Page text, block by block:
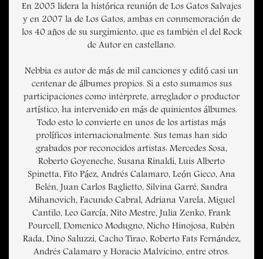
En 2005 lidera la histórica reunión de Los Gatos Salvajes
y en 2007 la de Los Gatos, ambas en conmemoración de
los 40 años de su surgimiento, que es también el del Rock
de Autor en castellano.
Nebbia es autor de más de mil canciones y editó casi un
centenar de álbumes propios. Si a esto sumamos sus
participaciones como intérprete, arreglador o productor
artístico, ha intervenido en más de quinientos álbumes.
Todo esto lo convierte en unos de los artistas más
prolíficos internacionalmente. Sus temas han sido
grabados por reconocidos artistas: Mercedes Sosa,
Roberto Goyeneche, Susana Rinaldi, Luis Alberto
Spinetta, Fito Páez, Andrés Calamaro, León Gieco, Ana
Belén, Juan Carlos Baglietto, Silvina Garré, Sandra
Mihanovich, Facundo Cabral, Adriana Varela, Miguel
Cantilo, Leo García, Nito Mestre, Julia Zenko, Frank
Pourcell, Domenico Modugno, Nicho Hinojosa, Rubén
Rada, Dino Saluzzi, Cacho Tirao, Roberto Fats Fernández,
Andrés Calamaro y Horacio Malvicino, entre otros.